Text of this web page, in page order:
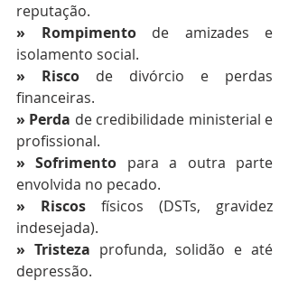
reputação.
» Rompimento de amizades e
isolamento social.
» Risco de divórcio e perdas
financeiras.
» Perda de credibilidade ministerial e
profissional.
» Sofrimento para a outra parte
» Riscos físicos (DSTs, gravidez
indesejada).
» Tristeza profunda, solidão e até
depressão.